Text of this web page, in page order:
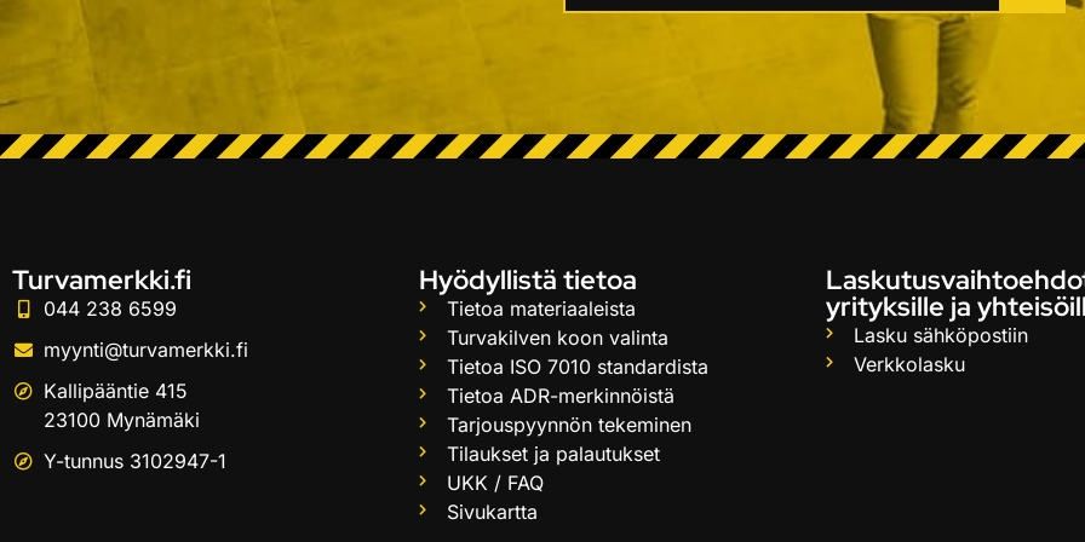
Turvamerkki.fi
044 238 6599
myynti@turvamerkki.fi
Kallipääntie 415
23100 Mynämäki
Y-tunnus 3102947-1
Hyödyllistä tietoa
Tietoa materiaaleista
Turvakilven koon valinta
Tietoa ISO 7010 standardista
Tietoa ADR-merkinnöistä
Tarjouspyynnön tekeminen
Tilaukset ja palautukset
UKK / FAQ
Sivukartta
yrityksille ja
Lasku sähköpostiin
Verkkolasku